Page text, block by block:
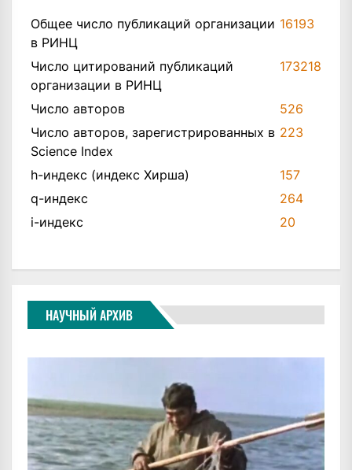
Общее число публикаций организации
в РИНЦ
16193
Число цитирований публикаций
организации в РИНЦ
173218
Число авторов
526
Число авторов, зарегистрированных в
Science Index
223
h-индекс (индекс Хирша)
157
q-индекс
264
i-индекс
20
НАУЧНЫЙ АРХИВ